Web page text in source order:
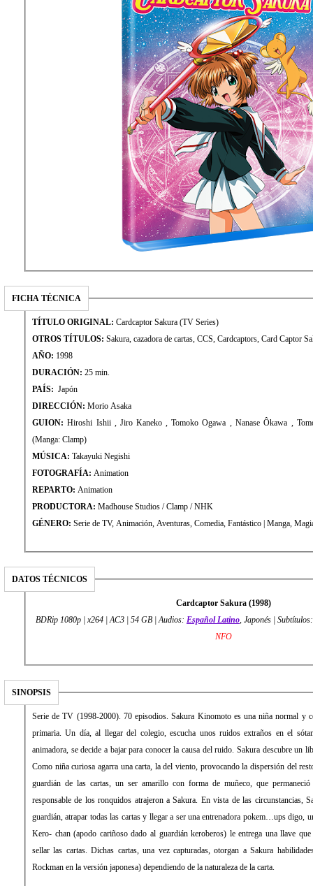
FICHA TÉCNICA
TÍTULO ORIGINAL: Cardcaptor Sakura (TV Series)
OTROS TÍTULOS: Sakura, cazadora de cartas, CCS, Cardcaptors, Card Captor
AÑO: 1998
DURACIÓN: 25 min.
PAÍS: Japón
DIRECCIÓN: Morio Asaka
GUION: Hiroshi Ishii , Jiro Kaneko , Tomoko Ogawa , Nanase Ôkawa , Tomoyasu Okubo , Masaru Kitao
(Manga: Clamp)
MÚSICA: Takayuki Negishi
FOTOGRAFÍA: Animation
REPARTO: Animation
PRODUCTORA: Madhouse Studios / Clamp / NHK
GÉNERO:
Serie de TV, Animación, Aventuras, Comedia, Fantástico | Manga,
DATOS TÉCNICOS
Cardcaptor Sakura (1998)
BDRip 1080p | x264 | AC3 | 54 GB | Audios: Español Latino, Japonés |
NFO
SINOPSIS
Serie de TV (1998-2000). 70 episodios. Sakura Kinomoto es una niña normal y
primaria. Un día, al llegar del colegio, escucha unos ruidos extraños en el
animadora, se decide a bajar para conocer la causa del ruido. Sakura descubre un
Como niña curiosa agarra una carta, la del viento, provocando la dispersión del
guardián de las cartas, un ser amarillo con forma de muñeco, que
responsable de los ronquidos atrajeron a Sakura. En vista de las circunstancias,
guardián, atrapar todas las cartas y llegar a ser una entrenadora pokem…ups digo,
Kero- chan (apodo cariñoso dado al guardián keroberos) le entrega una llave
sellar las cartas. Dichas cartas, una vez capturadas, otorgan a Sakura
Rockman en la versión japonesa) dependiendo de la naturaleza de la carta.